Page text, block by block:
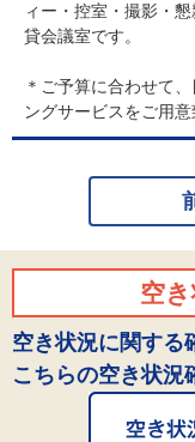
ィー・控室・撮影・
貸会議室です。
＊ご予算に合わせて
ングサービスをご用
空
空き状況に関する
こちらの空き状況